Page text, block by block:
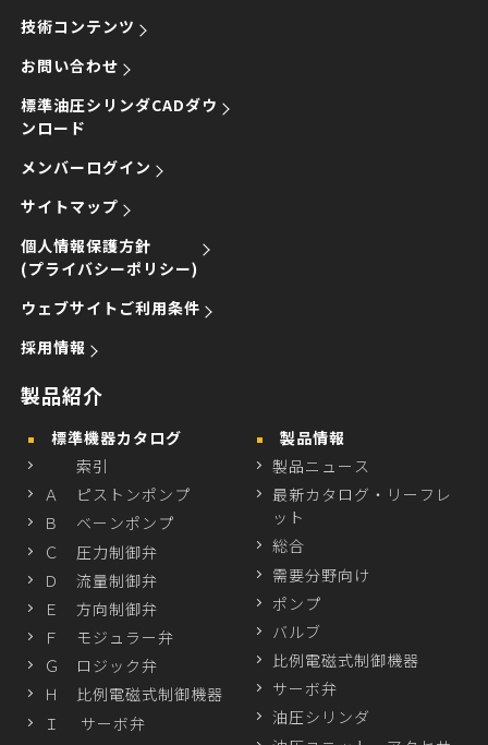
技術コンテンツ
お問い合わせ
標準油圧シリンダCADダウ
ンロード
メンバーログイン
サイトマップ
個人情報保護方針
(プライバシーポリシー)
ウェブサイトご利用条件
採用情報
製品紹介
標準機器カタログ
索引
Ａ ピストンポンプ
Ｂ ベーンポンプ
Ｃ 圧力制御弁
Ｄ 流量制御弁
Ｅ 方向制御弁
Ｆ モジュラー弁
Ｇ ロジック弁
Ｈ 比例電磁式制御機器
Ｉ サーボ弁
製品情報
製品ニュース
最新カタログ・リーフレ
ット
総合
需要分野向け
ポンプ
バルブ
比例電磁式制御機器
サーボ弁
油圧シリンダ